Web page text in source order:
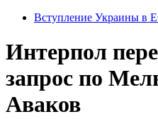
Вступление Украины в
Интерпол
запрос по
Аваков